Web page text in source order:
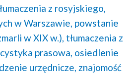
z rosyjskiego,
w Warszawie, powstanie
w XIX w.), tłumaczenia z
prasowa, osiedlenie
urzędnicze, znajomość